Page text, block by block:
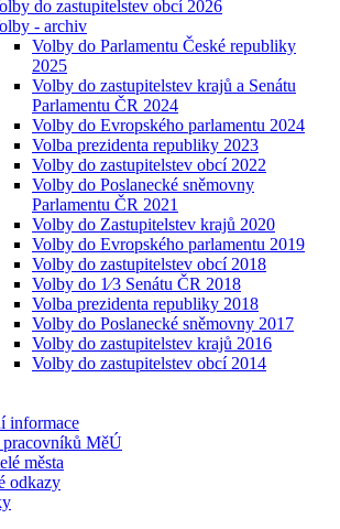
do zastupitelstev obcí 2026
- archiv
Volby do Parlamentu České republiky
2025
Volby do zastupitelstev krajů a Senátu
Parlamentu ČR 2024
Volby do Evropského parlamentu 2024
Volba prezidenta republiky 2023
Volby do zastupitelstev obcí 2022
Volby do Poslanecké sněmovny
Parlamentu ČR 2021
Volby do Zastupitelstev krajů 2020
Volby do Evropského parlamentu 2019
Volby do zastupitelstev obcí 2018
Volby do 1⁄3 Senátu ČR 2018
Volba prezidenta republiky 2018
Volby do Poslanecké sněmovny 2017
Volby do zastupitelstev krajů 2016
Volby do zastupitelstev obcí 2014
informace
pracovníků MěÚ
města
odkazy